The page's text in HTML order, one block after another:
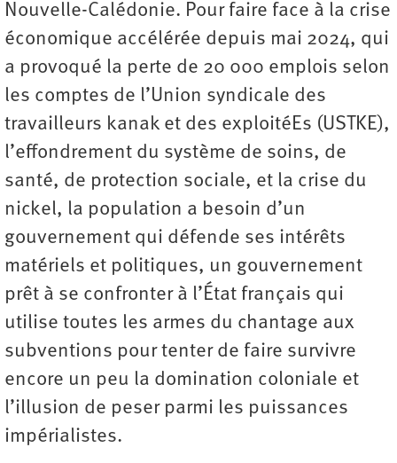
Nouvelle-Calédonie. Pour faire face à la crise
économique accélérée depuis mai 2024, qui
a provoqué la perte de 20 000 emplois selon
les comptes de l’Union syndicale des
travailleurs kanak et des exploitéEs (USTKE),
l’effondrement du système de soins, de
santé, de protection sociale, et la crise du
nickel, la population a besoin d’un
gouvernement qui défende ses intérêts
matériels et politiques, un gouvernement
prêt à se confronter à l’État français qui
utilise toutes les armes du chantage aux
subventions pour tenter de faire survivre
encore un peu la domination coloniale et
l’illusion de peser parmi les puissances
impérialistes.